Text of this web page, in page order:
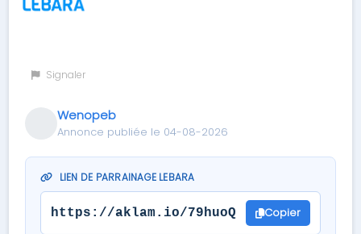
Signaler
Wenopeb
Annonce publiée le 04-08-2026
LIEN DE PARRAINAGE LEBARA
https://aklam.io/79huoQ Copier